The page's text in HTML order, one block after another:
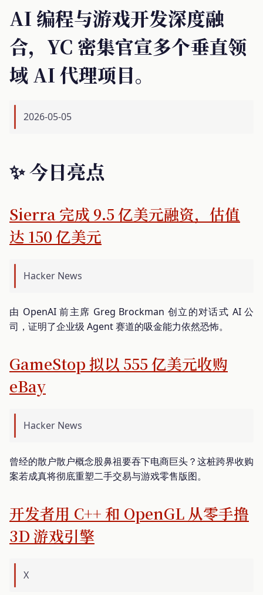
AI 编程与游戏开发深度融
合，YC 密集官宣多个垂直领
域 AI 代理项目。
2026-05-05
✨ 今日亮点
Sierra 完成 9.5 亿美元融资，估值
达 150 亿美元
Hacker News
由 OpenAI 前主席 Greg Brockman 创立的对话式 AI 公
司，证明了企业级 Agent 赛道的吸金能力依然恐怖。
GameStop 拟以 555 亿美元收购
eBay
Hacker News
曾经的散户散户概念股鼻祖要吞下电商巨头？这桩跨界收购
案若成真将彻底重塑二手交易与游戏零售版图。
开发者用 C++ 和 OpenGL 从零手撸
3D 游戏引擎
X